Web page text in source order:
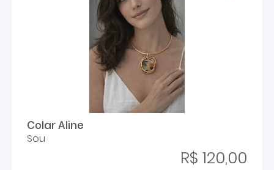
Colar Aline
Sou
R$ 120,00